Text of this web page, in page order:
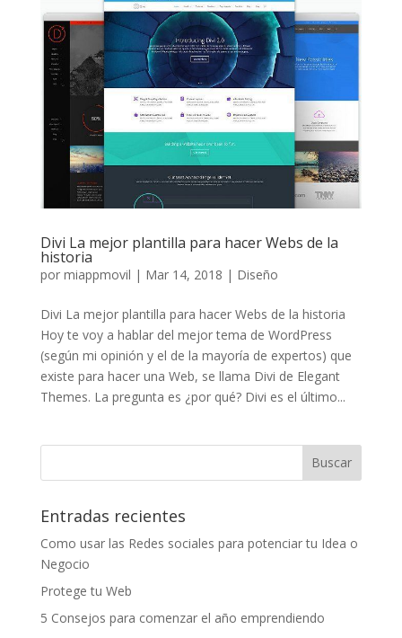
Divi La mejor plantilla para hacer Webs de la
historia
por miappmovil | Mar 14, 2018 | Diseño
Divi La mejor plantilla para hacer Webs de la historia
Hoy te voy a hablar del mejor tema de WordPress
(según mi opinión y el de la mayoría de expertos) que
existe para hacer una Web, se llama Divi de Elegant
Themes. La pregunta es ¿por qué? Divi es el último...
Entradas recientes
Como usar las Redes sociales para potenciar tu Idea o
Negocio
Protege tu Web
5 Consejos para comenzar el año emprendiendo